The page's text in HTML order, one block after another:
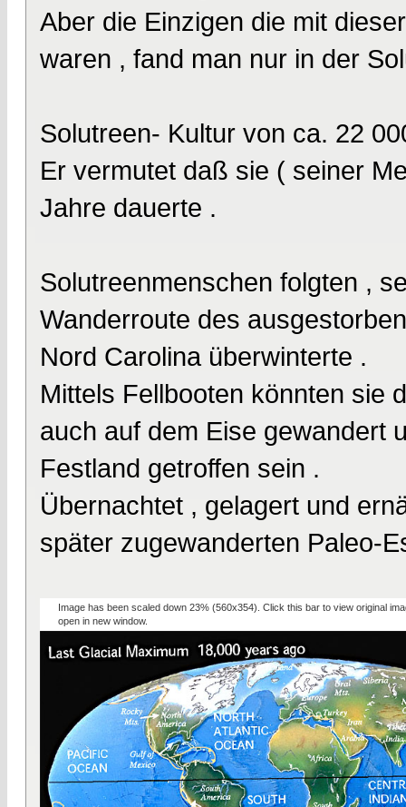
Aber die Einzigen die mit
waren , fand man nur in der
Solutreen- Kultur von ca. 22
Er vermutet daß sie ( seiner
Jahre dauerte .
Solutreenmenschen folgten ,
Wanderroute des
Nord Carolina überwinterte .
Mittels Fellbooten könnten sie
auch auf dem Eise gewandert
Festland getroffen sein .
Übernachtet , gelagert und
später zugewanderten Paleo-
Image has been scaled down 23% (560x354). Click this bar to view original
open in new window.